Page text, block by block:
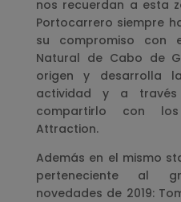
nos recuerdan a esta
Portocarrero siempre
su compromiso con
Natural de Cabo de
origen y desarrolla
actividad y a
compartirlo con
Attraction.
Además en el mismo
perteneciente al
novedades de 2019: